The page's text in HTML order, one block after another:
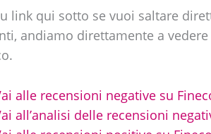
link qui sotto se vuoi saltare
andiamo direttamente a
alle recensioni negative su
all’analisi delle recensioni